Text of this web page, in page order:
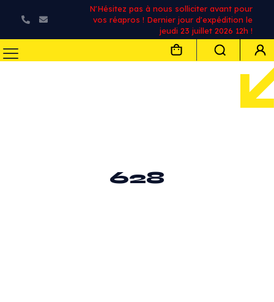
N'Hésitez pas à nous solliciter avant pour
vos réapros ! Dernier jour d'expédition le
jeudi 23 juillet 2026 12h !
628